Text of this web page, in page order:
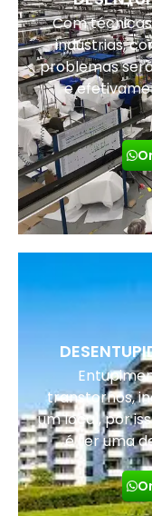
Com
indústrias,
problemas
e
transtornos,
um local, por
é ter uma